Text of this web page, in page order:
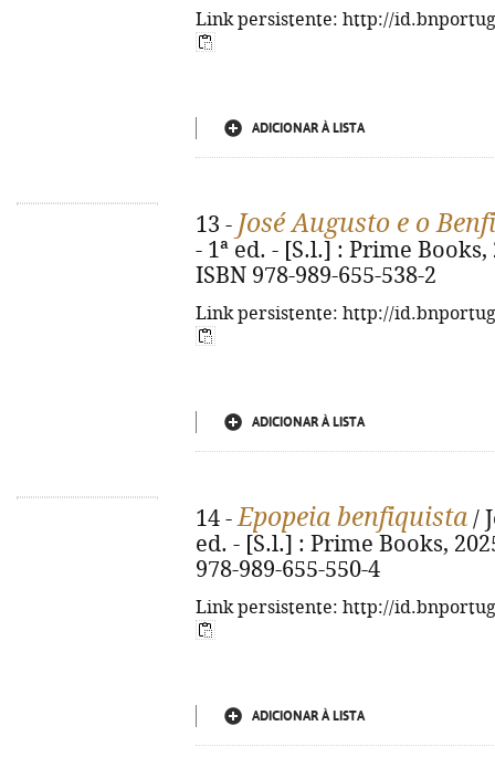
Link persistente: http://
ADICIONAR À LISTA
13 - José Augusto e o
- 1ª ed. - [S.l.] : Prime
ISBN 978-989-655-538-2
Link persistente: http://
ADICIONAR À LISTA
14 -Epopeia benfiquista /
ed. - [S.l.] : Prime Books,
978-989-655-550-4
Link persistente: http://
ADICIONAR À LISTA